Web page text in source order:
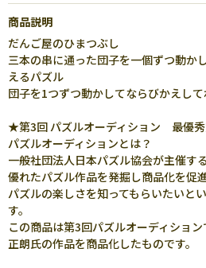
商品説明
だんご屋のひまつぶし
三本の串に通った団子を一個ずつ動か
えるパズル
団子を1つずつ動かしてならびかえし
★第3回 パズルオーディション 最優
パズルオーディションとは？
一般社団法人日本パズル協会が主催す
優れたパズル作品を発掘し商品化を促
パズルの楽しさを知ってもらいたいと
す。
この商品は第3回パズルオーディショ
正朗氏の作品を商品化したものです。